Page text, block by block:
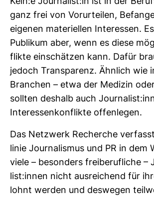
ganz frei von Vor­ur­teilen,
eigenen mate­ri­ellen Inter­essen.
Publikum aber, wenn es diese
flikte ein­schätzen kann. Dafür
jedoch Trans­pa­renz. Ähn­lich wie
Bran­chen – etwa der Medizin
sollten des­halb auch
Inter­es­sen­kon­flikte offen­legen.
Das Netz­werk Recherche
linie Jour­na­lismus und PR in dem
viele – beson­ders frei­be­ruf­liche –
list:innen nicht aus­rei­chend für
lohnt werden und des­wegen